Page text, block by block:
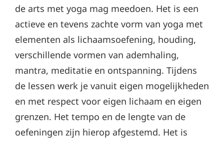
de arts met yoga mag meedoen. Het is een
actieve en tevens zachte vorm van yoga met
elementen als lichaamsoefening, houding,
verschillende vormen van ademhaling,
mantra, meditatie en ontspanning. Tijdens
de lessen werk je vanuit eigen mogelijkheden
en met respect voor eigen lichaam en eigen
grenzen. Het tempo en de lengte van de
oefeningen zijn hierop afgestemd. Het is